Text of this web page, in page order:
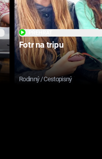
Fotr na tripu
Rodinný / Cestopisný